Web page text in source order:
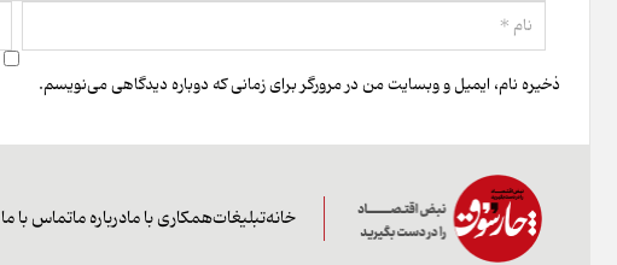
ذخیره نام، ایمیل و وبسایت من در مرورگر برای زمانی که دوباره دیدگاهی می‌نویسم.
خانهتبلیغاتهمکاری با مادرباره ماتماس با ما